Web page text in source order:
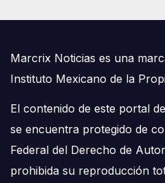
Marcrix Noticias es una
Instituto Mexicano de la
El contenido de este portal
se encuentra protegido de
Federal del Derecho de
prohibida su reproducción